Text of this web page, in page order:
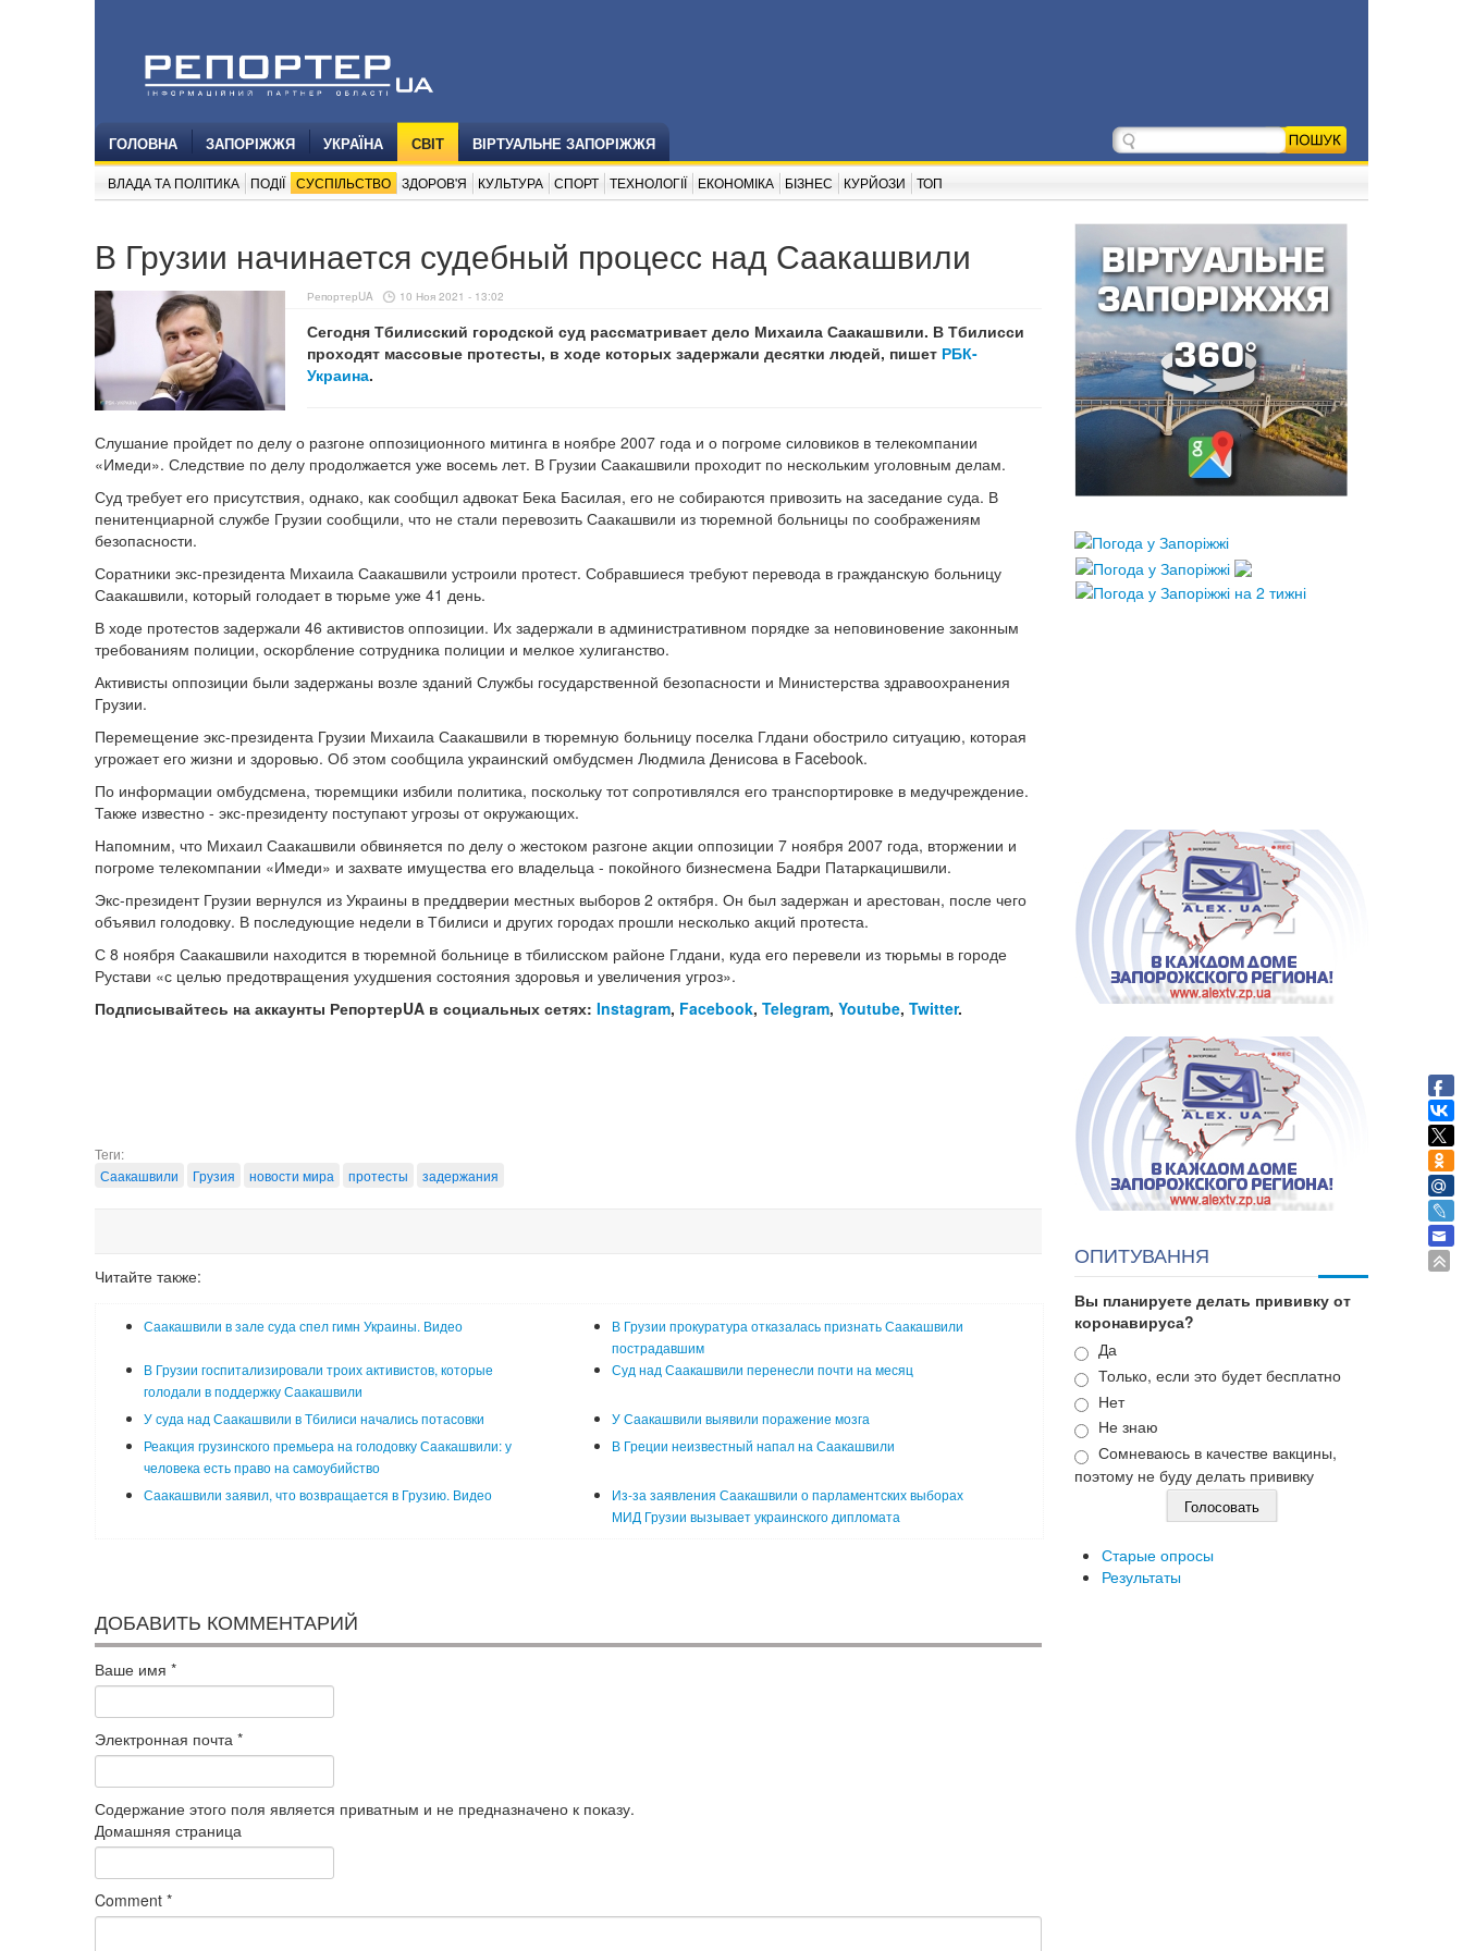
ГОЛОВНА ЗАПОРІЖЖЯ УКРАЇНА СВІТ ВІРТУАЛЬНЕ ЗАПОРІЖЖЯ
ВЛАДА ТА ПОЛІТИКА ПОДІЇ СУСПІЛЬСТВО ЗДОРОВ'Я КУЛЬТУРА СПОРТ ТЕХНОЛОГІЇ ЕКОНОМІКА БІЗНЕС КУРЙОЗИ ТОП
В Грузии начинается судебный процесс над Саакашвили
РепортерUA 10 Ноя 2021 - 13:02
Сегодня Тбилисский городской суд рассматривает дело Михаила Саакашвили. В Тбилисси
проходят массовые протесты, в ходе которых задержали десятки людей, пишет РБК-
Украина.
Слушание пройдет по делу о разгоне оппозиционного митинга в ноябре 2007 года и о погроме силовиков в телекомпании
«Имеди». Следствие по делу продолжается уже восемь лет. В Грузии Саакашвили проходит по нескольким уголовным делам.
Суд требует его присутствия, однако, как сообщил адвокат Бека Басилая, его не собираются привозить на заседание суда. В
пенитенциарной службе Грузии сообщили, что не стали перевозить Саакашвили из тюремной больницы по соображениям
безопасности.
Соратники экс-президента Михаила Саакашвили устроили протест. Собравшиеся требуют перевода в гражданскую больницу
Саакашвили, который голодает в тюрьме уже 41 день.
В ходе протестов задержали 46 активистов оппозиции. Их задержали в административном порядке за неповиновение законным
требованиям полиции, оскорбление сотрудника полиции и мелкое хулиганство.
Активисты оппозиции были задержаны возле зданий Службы государственной безопасности и Министерства здравоохранения
Грузии.
Перемещение экс-президента Грузии Михаила Саакашвили в тюремную больницу поселка Глдани обострило ситуацию, которая
угрожает его жизни и здоровью. Об этом сообщила украинский омбудсмен Людмила Денисова в Facebook.
По информации омбудсмена, тюремщики избили политика, поскольку тот сопротивлялся его транспортировке в медучреждение.
Также известно - экс-президенту поступают угрозы от окружающих.
Напомним, что Михаил Саакашвили обвиняется по делу о жестоком разгоне акции оппозиции 7 ноября 2007 года, вторжении и
погроме телекомпании «Имеди» и захвате имущества его владельца - покойного бизнесмена Бадри Патаркацишвили.
Экс-президент Грузии вернулся из Украины в преддверии местных выборов 2 октября. Он был задержан и арестован, после чего
объявил голодовку. В последующие недели в Тбилиси и других городах прошли несколько акций протеста.
С 8 ноября Саакашвили находится в тюремной больнице в тбилисском районе Глдани, куда его перевели из тюрьмы в городе
Рустави «с целью предотвращения ухудшения состояния здоровья и увеличения угроз».
Подписывайтесь на аккаунты РепортерUA в социальных сетях: Instagram, Facebook, Telegram, Youtube, Twitter.
Теги:
Саакашвили
Грузия новости мира протесты задержания
Читайте также:
Саакашвили в зале суда спел гимн Украины. Видео
В Грузии прокуратура отказалась признать Саакашвили
пострадавшим
В Грузии госпитализировали троих активистов, которые
голодали в поддержку Саакашвили
Суд над Саакашвили перенесли почти на месяц
У суда над Саакашвили в Тбилиси начались потасовки
У Саакашвили выявили поражение мозга
Реакция грузинского премьера на голодовку Саакашвили: у
человека есть право на самоубийство
В Греции неизвестный напал на Саакашвили
Саакашвили заявил, что возвращается в Грузию. Видео
Из-за заявления Саакашвили о парламентских выборах
МИД Грузии вызывает украинского дипломата
ДОБАВИТЬ КОММЕНТАРИЙ
Ваше имя *
Электронная почта *
Содержание этого поля является приватным и не предназначено к показу.
Домашняя страница
Comment *
ОПИТУВАННЯ
Вы планируете делать прививку от
коронавируса?
Варианты
Да
Только, если это будет бесплатно
Нет
Не знаю
Сомневаюсь в качестве вакцины,
поэтому не буду делать прививку
Старые опросы
Результаты